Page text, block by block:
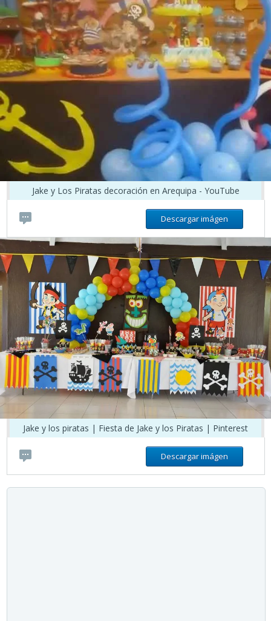
Jake y Los Piratas decoración en Arequipa - YouTube
Descargar imágen
Jake y los piratas | Fiesta de Jake y los Piratas | Pinterest
Descargar imágen